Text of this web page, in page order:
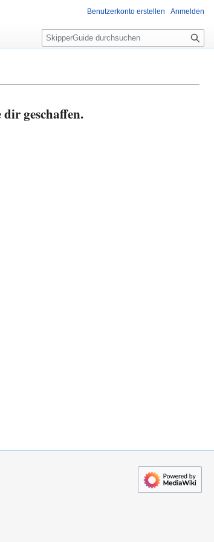
geschaffen.
Benutzerkonto erstellen Anmelden
S
u
e